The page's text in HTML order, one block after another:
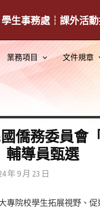
學生事務處┆課外活
業務項目 文件規章
僑務委員會
輔導員甄選
年 9 月 23 日
專院校學生拓展視野、